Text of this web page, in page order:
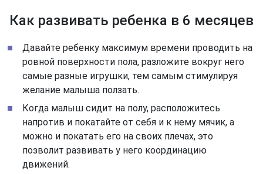
Как развивать ребенка в 6 месяцев
Давайте ребенку максимум времени проводить на
ровной поверхности пола, разложите вокруг него
самые разные игрушки, тем самым стимулируя
желание малыша ползать.
Когда малыш сидит на полу, расположитесь
напротив и покатайте от себя и к нему мячик, а
можно и покатать его на своих плечах, это
позволит развивать у него координацию
движений.